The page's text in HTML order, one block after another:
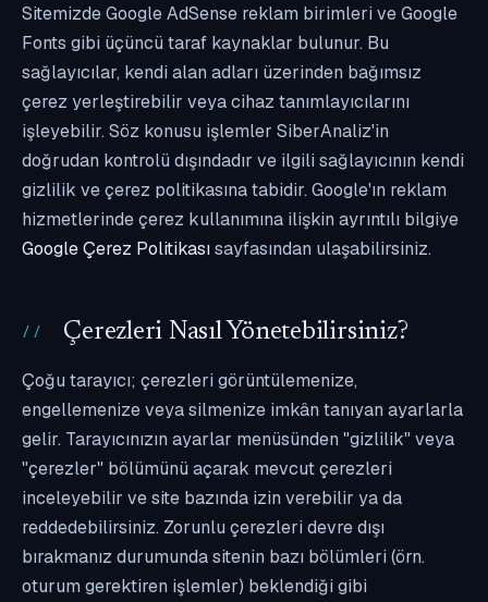
Sitemizde Google AdSense reklam birimleri ve Google
Fonts gibi üçüncü taraf kaynaklar bulunur. Bu
sağlayıcılar, kendi alan adları üzerinden bağımsız
çerez yerleştirebilir veya cihaz tanımlayıcılarını
işleyebilir. Söz konusu işlemler SiberAnaliz'in
doğrudan kontrolü dışındadır ve ilgili sağlayıcının kendi
gizlilik ve çerez politikasına tabidir. Google'ın reklam
hizmetlerinde çerez kullanımına ilişkin ayrıntılı bilgiye
Google Çerez Politikasısayfasından ulaşabilirsiniz.
Çerezleri Nasıl Yönetebilirsiniz?
Çoğu tarayıcı; çerezleri görüntülemenize,
engellemenize veya silmenize imkân tanıyan ayarlarla
gelir. Tarayıcınızın ayarlar menüsünden "gizlilik" veya
"çerezler" bölümünü açarak mevcut çerezleri
inceleyebilir ve site bazında izin verebilir ya da
reddedebilirsiniz. Zorunlu çerezleri devre dışı
bırakmanız durumunda sitenin bazı bölümleri (örn.
oturum gerektiren işlemler) beklendiği gibi